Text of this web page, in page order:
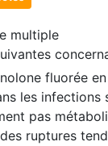
multiple
fluorée
les infections
pas
ruptures